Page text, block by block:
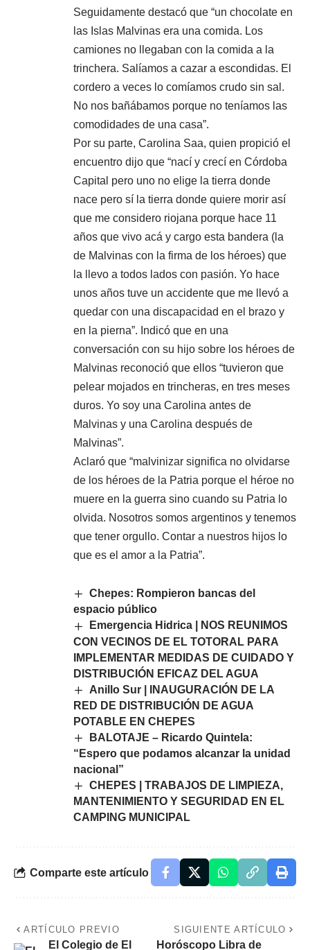
Seguidamente destacó que “un chocolate en
las Islas Malvinas era una comida. Los
camiones no llegaban con la comida a la
trinchera. Salíamos a cazar a escondidas. El
cordero a veces lo comíamos crudo sin sal.
No nos bañábamos porque no teníamos las
comodidades de una casa”.
Por su parte, Carolina Saa, quien propició el
encuentro dijo que “nací y crecí en Córdoba
Capital pero uno no elige la tierra donde
nace pero sí la tierra donde quiere morir así
que me considero riojana porque hace 11
años que vivo acá y cargo esta bandera (la
de Malvinas con la firma de los héroes) que
la llevo a todos lados con pasión. Yo hace
unos años tuve un accidente que me llevó a
quedar con una discapacidad en el brazo y
en la pierna”. Indicó que en una
conversación con su hijo sobre los héroes de
Malvinas reconoció que ellos “tuvieron que
pelear mojados en trincheras, en tres meses
duros. Yo soy una Carolina antes de
Malvinas y una Carolina después de
Malvinas”.
Aclaró que “malvinizar significa no olvidarse
de los héroes de la Patria porque el héroe no
muere en la guerra sino cuando su Patria lo
olvida. Nosotros somos argentinos y tenemos
que tener orgullo. Contar a nuestros hijos lo
que es el amor a la Patria”.
Chepes: Rompieron bancas del
espacio público
Emergencia Hidrica | NOS REUNIMOS
CON VECINOS DE EL TOTORAL PARA
IMPLEMENTAR MEDIDAS DE CUIDADO Y
DISTRIBUCIÓN EFICAZ DEL AGUA
Anillo Sur | INAUGURACIÓN DE LA
RED DE DISTRIBUCIÓN DE AGUA
POTABLE EN CHEPES
BALOTAJE – Ricardo Quintela:
“Espero que podamos alcanzar la unidad
nacional”
CHEPES | TRABAJOS DE LIMPIEZA,
MANTENIMIENTO Y SEGURIDAD EN EL
CAMPING MUNICIPAL
Comparte este artículo
ARTÍCULO PREVIO
El Colegio de El
SIGUIENTE ARTÍCULO
Horóscopo Libra de